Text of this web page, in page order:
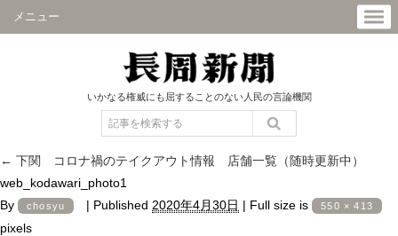
メニュー
いかなる権威にも屈することのない人民の言論機関
← 下関 コロナ禍のテイクアウト情報 店舗一覧（随時更新中）
web_kodawari_photo1
By
chosyu | Published 2020年4月30日 | Full size is 550 × 413
pixels